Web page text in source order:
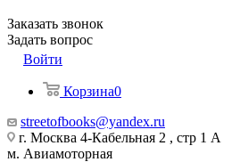
Заказать звонок
Задать вопрос
Войти
Корзина0
streetofbooks@yandex.ru
г. Москва 4-Кабельная 2 , стр 1 А
м. Авиамоторная